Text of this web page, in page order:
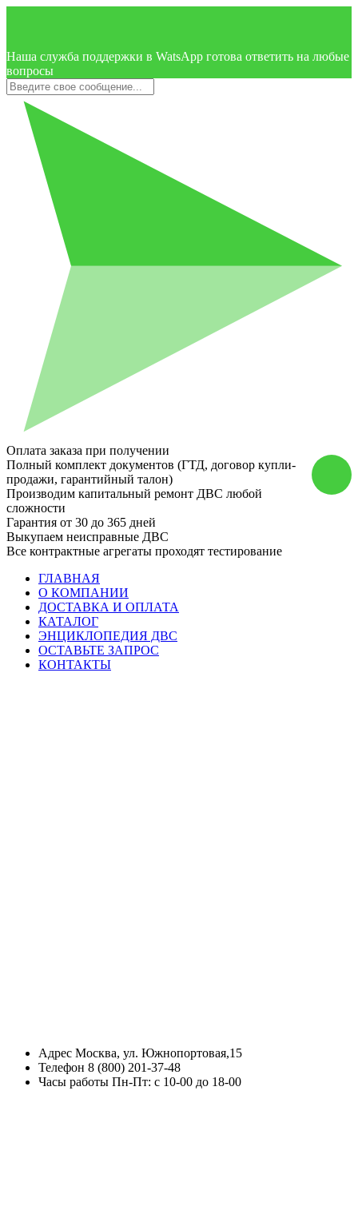
Наша служба поддержки в WatsApp готова ответить на любые
вопросы
Оплата заказа при получении
Полный комплект документов (ГТД, договор купли-
продажи, гарантийный талон)
Производим капитальный ремонт ДВС любой
сложности
Гарантия от 30 до 365 дней
Выкупаем неисправные ДВС
Все контрактные агрегаты проходят тестирование
ГЛАВНАЯ
О КОМПАНИИ
ДОСТАВКА И ОПЛАТА
КАТАЛОГ
ЭНЦИКЛОПЕДИЯ ДВС
ОСТАВЬТЕ ЗАПРОС
КОНТАКТЫ
Адрес Москва, ул. Южнопортовая,15
Телефон 8 (800) 201-37-48
Часы работы Пн-Пт: с 10-00 до 18-00